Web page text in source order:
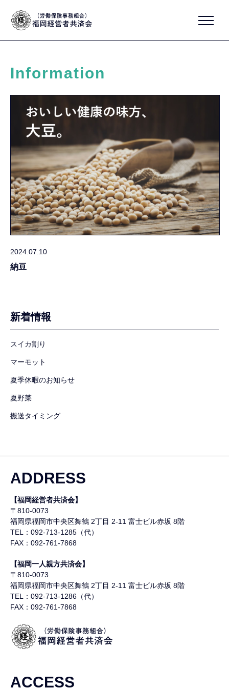
Information
2024.07.10
納豆
新着情報
スイカ割り
マーモット
夏季休暇のお知らせ
夏野菜
搬送タイミング
ADDRESS
【福岡経営者共済会】
〒810-0073
福岡県福岡市中央区舞鶴 2丁目 2-11 富士ビル赤坂 8階
TEL：092-713-1285（代）
FAX：092-761-7868
【福岡一人親方共済会】
〒810-0073
福岡県福岡市中央区舞鶴 2丁目 2-11 富士ビル赤坂 8階
TEL：092-713-1286（代）
FAX：092-761-7868
ACCESS